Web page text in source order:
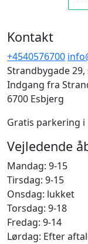
Kontakt
+4540576700
Strandbygade 29,
Indgang fra
6700 Esbjerg
Gratis parkering i
Vejledende
Mandag: 9-15
Tirsdag: 9-15
Onsdag: lukket
Torsdag: 9-18
Fredag: 9-14
Lørdag: Efter